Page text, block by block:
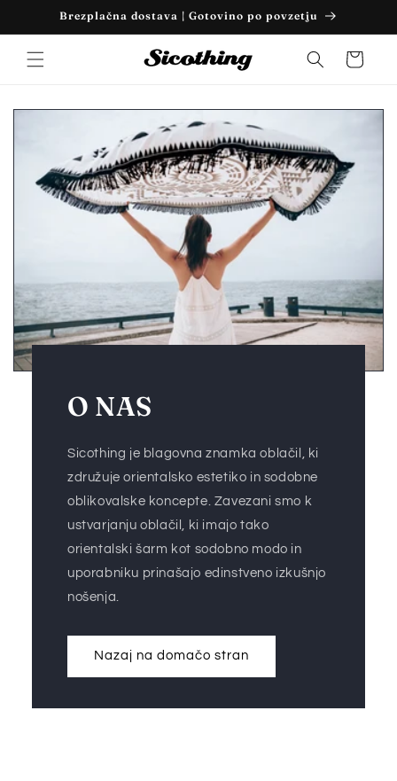
sadržaj
Brezplačna dostava | Gotovino po povzetju
Košarica
O NAS
Sicothing je blagovna znamka oblačil, ki
združuje orientalsko estetiko in sodobne
oblikovalske koncepte. Zavezani smo k
ustvarjanju oblačil, ki imajo tako
orientalski šarm kot sodobno modo in
uporabniku prinašajo edinstveno izkušnjo
nošenja.
Nazaj na domačo stran